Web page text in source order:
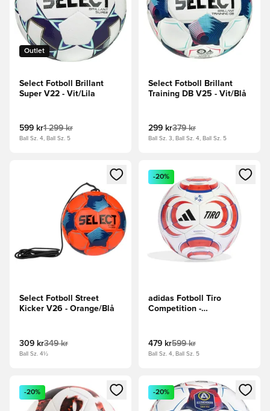
Outlet
Select Fotboll Brillant
Super V22 - Vit/Lila
599 kr1 299 kr
Ball Sz. 4, Ball Sz. 5
Select Fotboll Brillant
Training DB V25 - Vit/Blå
299 kr379 kr
Ball Sz. 3, Ball Sz. 4, Ball Sz. 5
Öppnar en Modal för att logga in eller registrera dig som
Select Fotboll Street
Kicker V26 - Orange/Blå
309 kr349 kr
Ball Sz. 4½
Öppnar en Modal för att
-20%
adidas Fotboll Tiro
Competition -
479 kr599 kr
Ball Sz. 4, Ball Sz. 5
Öppnar en Modal för att logga in eller registrera dig som
-20%
Öppnar en Modal för att
-20%